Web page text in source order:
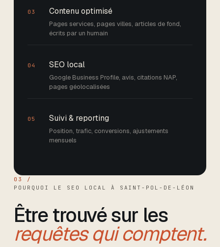
03 Contenu optimisé
Pages services, pages villes, articles de fond,
écrits par un humain
04 SEO local
Google Business Profile, avis, citations NAP,
pages géolocalisées
05 Suivi & reporting
Position, trafic, conversions, ajustements
mensuels
03 /
POURQUOI LE SEO LOCAL À SAINT-POL-DE-LÉON
Être trouvé sur les
requêtes qui comptent.